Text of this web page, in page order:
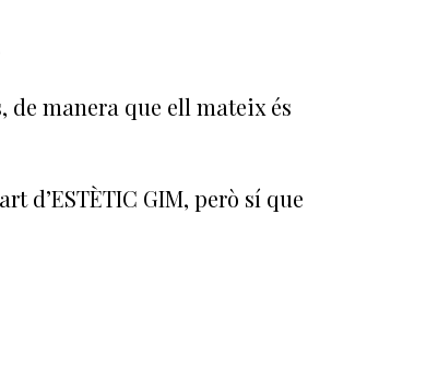
de manera que ell mateix és
d’ESTÈTIC GIM, però sí que